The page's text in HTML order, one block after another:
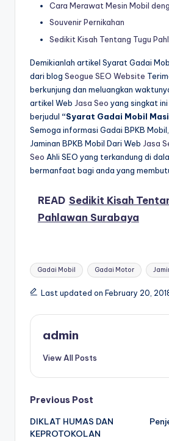
Cara Merawat Mesin Mobil
Souvenir Pernikahan
Sedikit Kisah Tentang Tugu
Demikianlah artikel Syarat Gadai
dari blog Seogue SEO Website
berkunjung dan meluangkan
artikel Web Jasa Seo yang singkat
berjudul “Syarat Gadai Mobil
Semoga informasi Gadai BPKB
Jaminan BPKB Mobil Dari Web Jasa
Seo Ahli SEO yang terkandung di
bermanfaat bagi anda yang
READ Sedikit Kisah
Pahlawan Surabaya
Tags:
Gadai Mobil Gadai Motor
Last updated on February 20,
admin
View All Posts
Post
navigation
Previous Post
DIKLAT HUMAS DAN
KEPROTOKOLAN